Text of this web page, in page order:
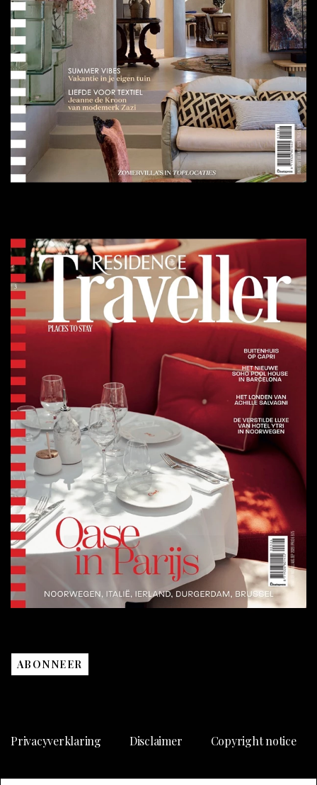
ABONNEER
Privacyverklaring Disclaimer Copyright notice